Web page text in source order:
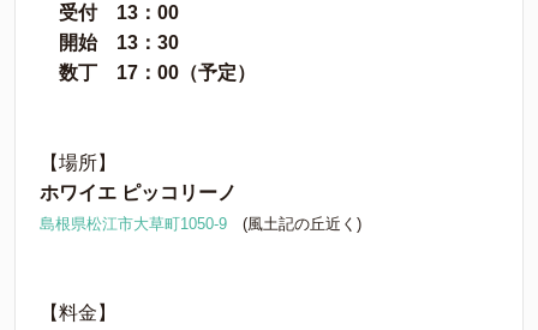
受付 13：00
開始 13：30
数丁 17：00（予定）
【場所】
ホワイエ ピッコリーノ
島根県松江市大草町1050-9 (風土記の丘近く)
【料金】